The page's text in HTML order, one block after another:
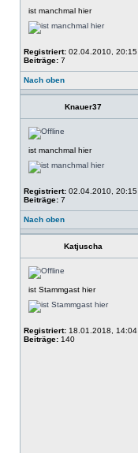
ist manchmal hier
Registriert: 02.04.2010, 20:15
Beiträge: 7
Nach oben
Knauer37
ist manchmal hier
Registriert: 02.04.2010, 20:15
Beiträge: 7
Nach oben
Katjuscha
ist Stammgast hier
Registriert: 18.01.2018, 14:04
Beiträge: 140